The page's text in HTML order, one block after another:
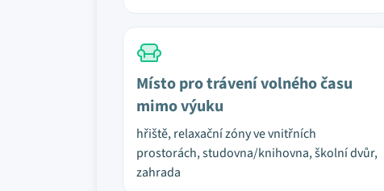
Místo pro trávení volného času
mimo výuku
hřiště, relaxační zóny ve vnitřních
prostorách, studovna/knihovna, školní dvůr,
zahrada